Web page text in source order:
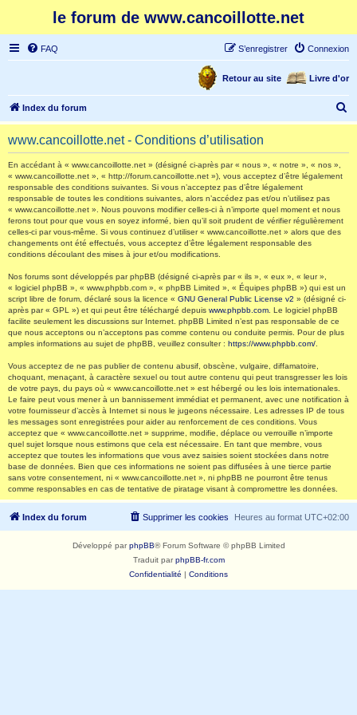
le forum de www.cancoillotte.net
FAQ Connexion
S’enregistrer
Livre d'or
Retour au site
Index du forum
e
www.cancoillotte.net - Conditions d’utilisation
En accédant à « www.cancoillotte.net » (désigné ci-après par « nous », « notre », « nos »,
« www.cancoillotte.net », « http://forum.cancoillotte.net »), vous acceptez d’être légalement
responsable des conditions suivantes. Si vous n’acceptez pas d’être légalement
responsable de toutes les conditions suivantes, alors n’accédez pas et/ou n’utilisez pas
« www.cancoillotte.net ». Nous pouvons modifier celles-ci à n’importe quel moment et nous
ferons tout pour que vous en soyez informé, bien qu’il soit prudent de vérifier régulièrement
celles-ci par vous-même. Si vous continuez d’utiliser « www.cancoillotte.net » alors que des
changements ont été effectués, vous acceptez d’être légalement responsable des
conditions découlant des mises à jour et/ou modifications.
Nos forums sont développés par phpBB (désigné ci-après par « ils », « eux », « leur »,
« logiciel phpBB », « www.phpbb.com », « phpBB Limited », « Équipes phpBB ») qui est un
script libre de forum, déclaré sous la licence « GNU General Public License v2 » (désigné ci-
après par « GPL ») et qui peut être téléchargé depuis www.phpbb.com . Le logiciel phpBB
facilite seulement les discussions sur Internet. phpBB Limited n’est pas responsable de ce
que nous acceptons ou n’acceptons pas comme contenu ou conduite permis. Pour de plus
amples informations au sujet de phpBB, veuillez consulter : https://www.phpbb.com/
Vous acceptez de ne pas publier de contenu abusif, obscène, vulgaire, diffamatoire,
choquant, menaçant, à caractère sexuel ou tout autre contenu qui peut transgresser les lois
de votre pays, du pays où « www.cancoillotte.net » est hébergé ou les lois internationales.
Le faire peut vous mener à un bannissement immédiat et permanent, avec une notification à
votre fournisseur d’accès à Internet si nous le jugeons nécessaire. Les adresses IP de tous
les messages sont enregistrées pour aider au renforcement de ces conditions. Vous
acceptez que « www.cancoillotte.net » supprime, modifie, déplace ou verrouille n’importe
quel sujet lorsque nous estimons que cela est nécessaire. En tant que membre, vous
acceptez que toutes les informations que vous avez saisies soient stockées dans notre
base de données. Bien que ces informations ne soient pas diffusées à une tierce partie
sans votre consentement, ni « www.cancoillotte.net », ni phpBB ne pourront être tenus
comme responsables en cas de tentative de piratage visant à compromettre les données.
Index du forum Heures au format UTC+02:00
Supprimer les cookies
Développé parphpBB® Forum Software © phpBB Limited
Traduit parphpBB-fr.com
Confidentialité | Conditions